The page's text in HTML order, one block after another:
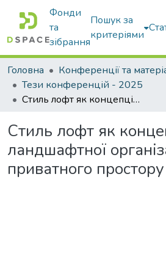
Фонди
та
зібрання
Пошук за
критеріями
Головна
Тези конференцій - 2025
Стиль лофт як концепція ландшафтної організації приватного простору
Стиль лофт як
ландшафтної
приватного простору